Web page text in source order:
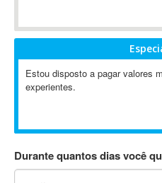
Ableton
Ableton Push
Abstract
AC3
Estou disposto a pagar valores
experientes.
Durante quantos dias você